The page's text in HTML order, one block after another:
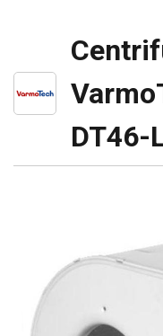
DT46-